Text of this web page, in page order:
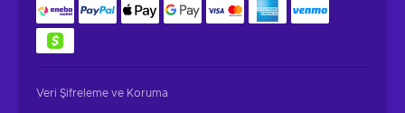
Veri Şifreleme ve Koruma